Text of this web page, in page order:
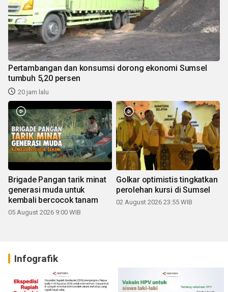
Pertambangan dan konsumsi dorong ekonomi Sumsel
tumbuh 5,20 persen
20 jam lalu
Brigade Pangan tarik minat
generasi muda untuk
kembali bercocok tanam
05 August 2026 9:00 WIB
Golkar optimistis tingkatkan
perolehan kursi di Sumsel
02 August 2026 23:55 WIB
Infografik